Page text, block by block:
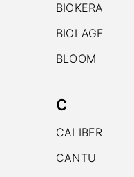
BIOKERA
BIOLAGE
BLOOM
C
CALIBER
CANTU